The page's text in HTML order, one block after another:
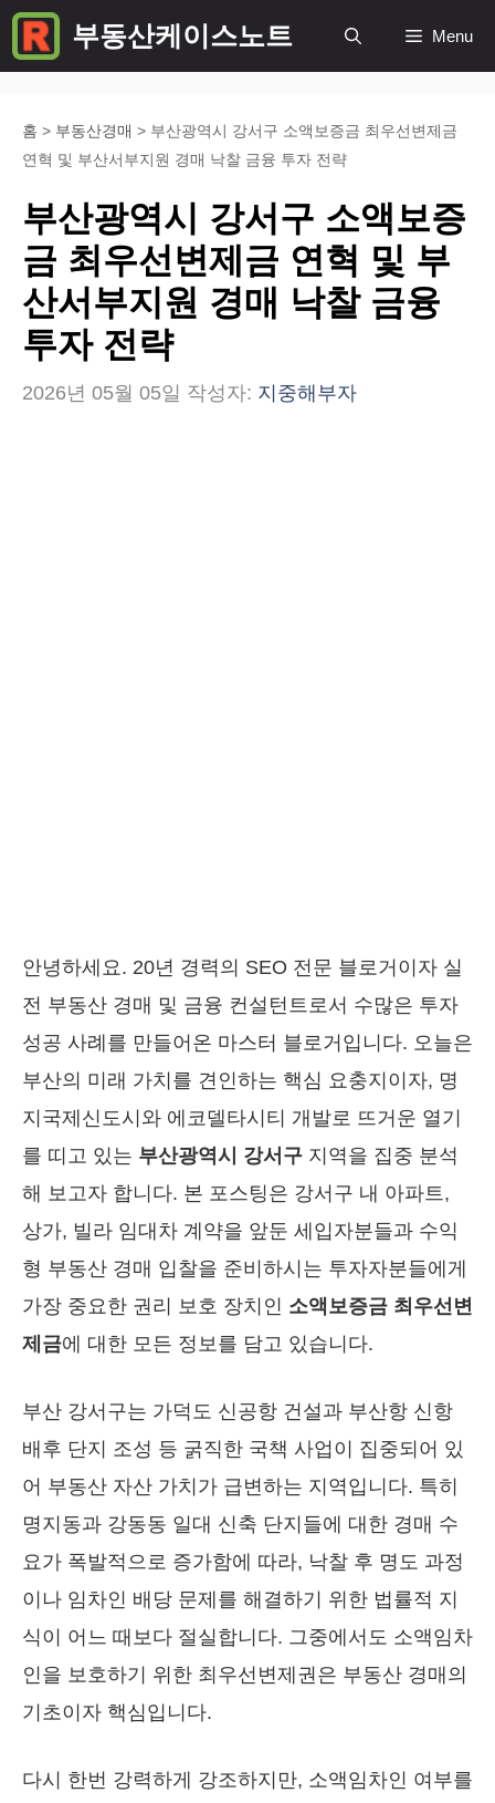
컨
텐
부동산케이스노트 Menu
홈 > 부동산경매 > 부산광역시 강서구 소액보증금 최우선변제금
연혁 및 부산서부지원 경매 낙찰 금융 투자 전략
부산광역시 강서구 소액보증
금 최우선변제금 연혁 및 부
산서부지원 경매 낙찰 금융
투자 전략
2026년 05월 05일 작성자: 지중해부자
안녕하세요. 20년 경력의 SEO 전문 블로거이자 실
전 부동산 경매 및 금융 컨설턴트로서 수많은 투자
성공 사례를 만들어온 마스터 블로거입니다. 오늘은
부산의 미래 가치를 견인하는 핵심 요충지이자, 명
지국제신도시와 에코델타시티 개발로 뜨거운 열기
를 띠고 있는 부산광역시 강서구 지역을 집중 분석
해 보고자 합니다. 본 포스팅은 강서구 내 아파트,
상가, 빌라 임대차 계약을 앞둔 세입자분들과 수익
형 부동산 경매 입찰을 준비하시는 투자자분들에게
가장 중요한 권리 보호 장치인 소액보증금 최우선변
제금에 대한 모든 정보를 담고 있습니다.
부산 강서구는 가덕도 신공항 건설과 부산항 신항
배후 단지 조성 등 굵직한 국책 사업이 집중되어 있
어 부동산 자산 가치가 급변하는 지역입니다. 특히
명지동과 강동동 일대 신축 단지들에 대한 경매 수
요가 폭발적으로 증가함에 따라, 낙찰 후 명도 과정
이나 임차인 배당 문제를 해결하기 위한 법률적 지
식이 어느 때보다 절실합니다. 그중에서도 소액임차
인을 보호하기 위한 최우선변제권은 부동산 경매의
기초이자 핵심입니다.
다시 한번 강력하게 강조하지만, 소액임차인 여부를